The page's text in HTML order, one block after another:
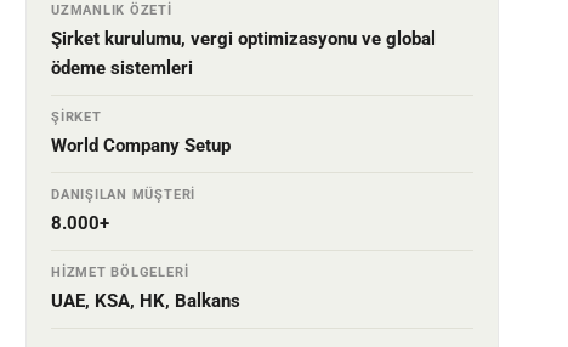
UZMANLIK ÖZETI
Şirket kurulumu, vergi optimizasyonu ve global
ödeme sistemleri
ŞIRKET
World Company Setup
DANIŞILAN MÜŞTERI
8.000+
HIZMET BÖLGELERI
UAE, KSA, HK, Balkans